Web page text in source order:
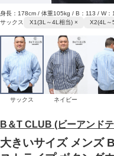
B＆T CLUB (ビーアンド
大きいサイズ メンズ
身長：178cm / 体重105kg / B：113 / W
サックス
X1(3L～4L相当) × X2(4L～
サックス ネイビー